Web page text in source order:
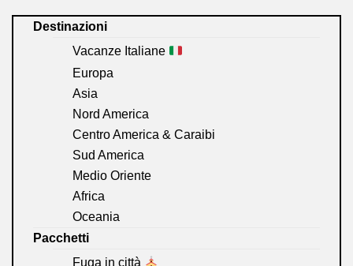
Destinazioni
Vacanze Italiane
Europa
Asia
Nord America
Centro America & Caraibi
Sud America
Medio Oriente
Africa
Oceania
Pacchetti
Fuga in città